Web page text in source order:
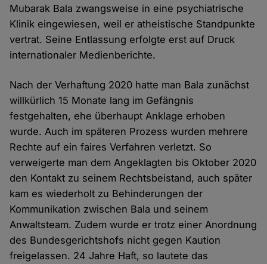
Mubarak Bala zwangsweise in eine psychiatrische
Klinik eingewiesen, weil er atheistische Standpunkte
vertrat. Seine Entlassung erfolgte erst auf Druck
internationaler Medienberichte.
Nach der Verhaftung 2020 hatte man Bala zunächst
willkürlich 15 Monate lang im Gefängnis
festgehalten, ehe überhaupt Anklage erhoben
wurde. Auch im späteren Prozess wurden mehrere
Rechte auf ein faires Verfahren verletzt. So
verweigerte man dem Angeklagten bis Oktober 2020
den Kontakt zu seinem Rechtsbeistand, auch später
kam es wiederholt zu Behinderungen der
Kommunikation zwischen Bala und seinem
Anwaltsteam. Zudem wurde er trotz einer Anordnung
des Bundesgerichtshofs nicht gegen Kaution
freigelassen. 24 Jahre Haft, so lautete das